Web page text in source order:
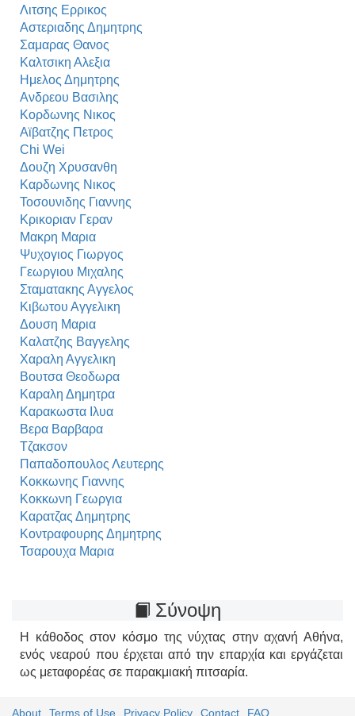
Λιτσης Ερρικος
Αστεριαδης Δημητρης
Σαμαρας Θανος
Καλτσικη Αλεξια
Ημελος Δημητρης
Ανδρεου Βασιλης
Κορδωνης Νικος
Αϊβατζης Πετρος
Chi Wei
Δουζη Χρυσανθη
Καρδωνης Νικος
Τοσουνιδης Γιαννης
Κρικοριαν Γεραν
Μακρη Μαρια
Ψυχογιος Γιωργος
Γεωργιου Μιχαλης
Σταματακης Αγγελος
Κιβωτου Αγγελικη
Δουση Μαρια
Καλατζης Βαγγελης
Χαραλη Αγγελικη
Βουτσα Θεοδωρα
Καραλη Δημητρα
Καρακωστα Ιλυα
Βερα Βαρβαρα
Τζακσον
Παπαδοπουλος Λευτερης
Κοκκωνης Γιαννης
Κοκκωνη Γεωργια
Καρατζας Δημητρης
Κοντραφουρης Δημητρης
Τσαρουχα Μαρια
Σύνοψη
Η κάθοδος στον κόσμο της νύχτας στην αχανή Αθήνα,
ενός νεαρού που έρχεται από την επαρχία και εργάζεται
ως μεταφορέας σε παρακμιακή πιτσαρία.
About Terms of Use Privacy Policy Contact FAQ